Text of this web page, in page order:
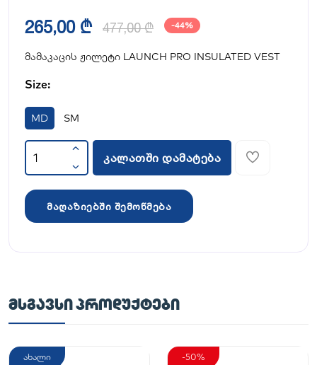
265,00 ₾ 477,00 ₾ -44%
მამაკაცის ჟილეტი LAUNCH PRO INSULATED VEST
Size:
MD SM
კალათში დამატება
მაღაზიებში შემოწმება
ᲛᲡᲒᲐᲕᲡᲘ ᲞᲠᲝᲓᲣᲥᲢᲔᲑᲘ
ახალი -50%